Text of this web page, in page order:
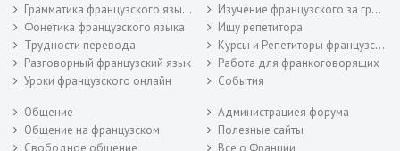
Грамматика французского языка
Фонетика французского языка
Трудности перевода
Разговорный французский язык
Уроки французского онлайн
Изучение французского за границей
Ищу репетитора
Курсы и Репетиторы французского
Работа для франкоговорящих
События
Общение
Общение на французском
Свободное общение
Администрациея форума
Полезные сайты
Все о Франции